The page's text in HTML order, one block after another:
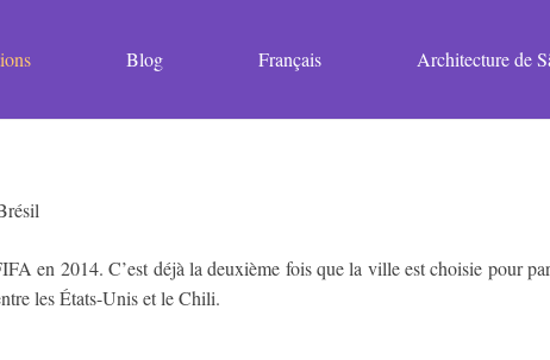
Blog Français Architecture de
en 2014. C’est déjà la deuxième fois que la ville est choisie pour
les États-Unis et le Chili.